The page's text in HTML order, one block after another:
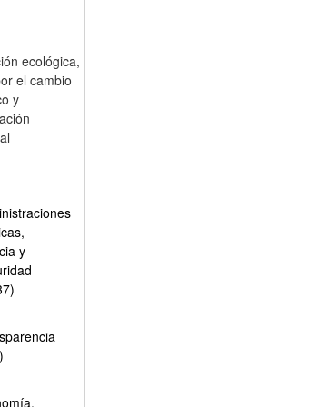
ecológica,
el cambio
y
y